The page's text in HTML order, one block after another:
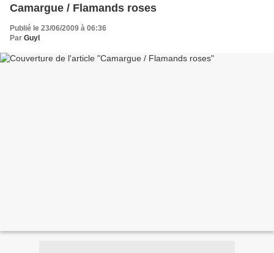
Camargue / Flamands roses
Publié le 23/06/2009 à 06:36
Par Guyl